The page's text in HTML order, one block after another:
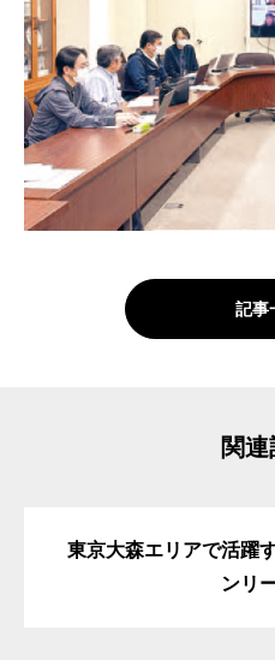
記事
関
東京大森エリアで活躍
ンリ